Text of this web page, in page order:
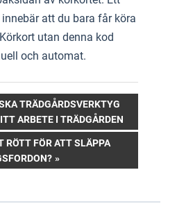
att du bara får köra
utan denna kod
och automat.
TRÄDGÅRDSVERKTYG
ARBETE I TRÄDGÅRDEN
RÖTT FÖR ATT SLÄPPA